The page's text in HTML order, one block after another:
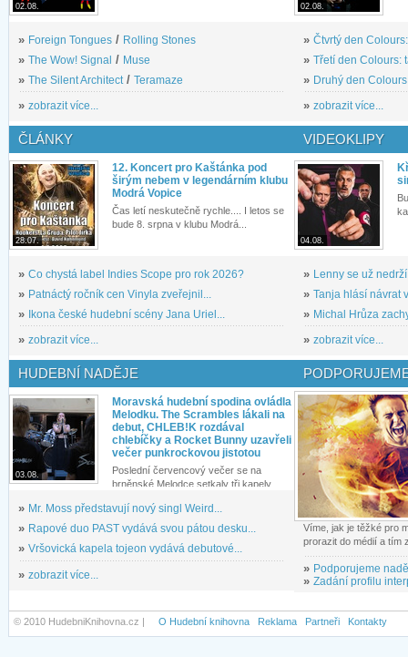
02.08.
» Foreign Tongues / Rolling Stones
» The Wow! Signal / Muse
» The Silent Architect / Teramaze
» zobrazit více...
02.08.
» Čtvrtý den
» Třetí den Colours:
» Druhý den
» zobrazit více...
ČLÁNKY
28.07.
12. Koncert pro Kaštánka pod
širým nebem v legendárním klubu
Modrá Vopice
Čas letí neskutečně rychle.... I letos se
bude 8. srpna v klubu Modrá...
» Co chystá label Indies Scope pro rok 2026?
» Patnáctý ročník cen Vinyla zveřejnil...
»
Ikona české hudební scény Jana Uriel...
» zobrazit více...
VIDEOKLIPY
04.08.
» Lenny se už
» Tanja hlásí návrat
» Michal Hrůza
» zobrazit více...
HUDEBNÍ NADĚJE
03.08.
Moravská hudební spodina ovládla
Melodku. The Scrambles lákali na
debut, CHLEB!K rozdával
chlebíčky a Rocket Bunny uzavřeli
večer punkrockovou jistotou
Poslední červencový večer se na
brněnské Melodce setkaly tři kapely...
» Mr. Moss představují nový singl Weird...
» Rapové duo PAST vydává svou pátou desku...
» Vršovická kapela tojeon vydává debutové...
» zobrazit více...
Víme, jak je těžké pro
prorazit do médií a tím
» Podporujeme
» Zadání profilu
© 2010 HudebniKnihovna.cz | O Hudební knihovna Reklama Partneři Kontakty